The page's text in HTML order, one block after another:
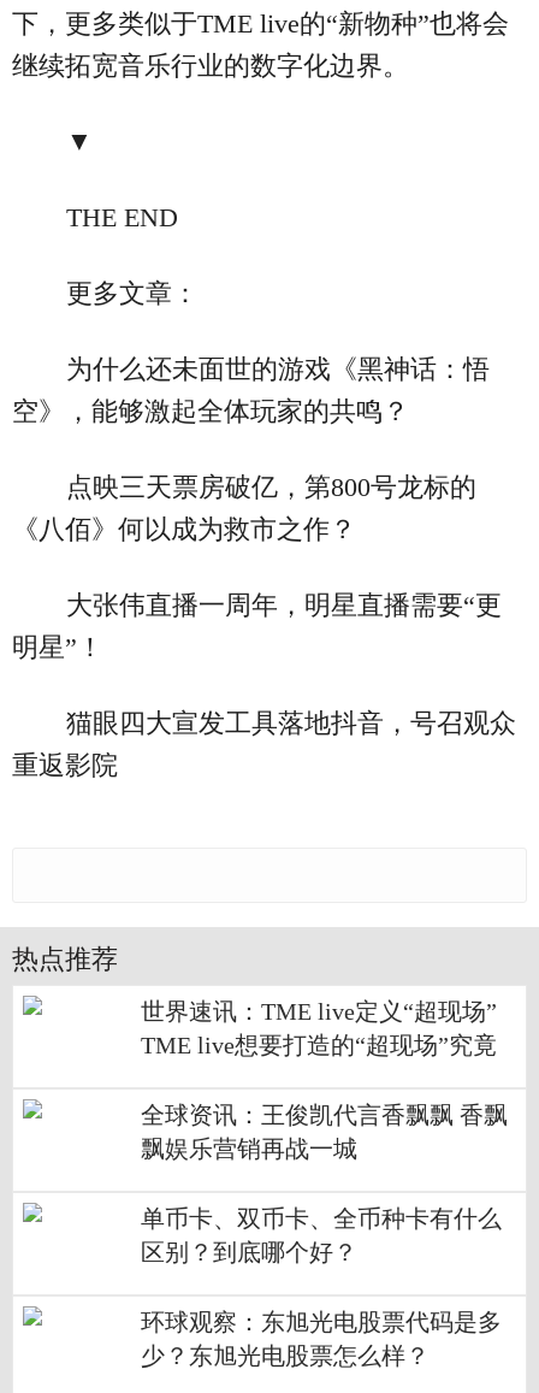
下，更多类似于TME live的“新物种”也将会
继续拓宽音乐行业的数字化边界。
▼
THE END
更多文章：
为什么还未面世的游戏《黑神话：悟
空》，能够激起全体玩家的共鸣？
点映三天票房破亿，第800号龙标的
《八佰》何以成为救市之作？
大张伟直播一周年，明星直播需要“更
明星”！
猫眼四大宣发工具落地抖音，号召观众
重返影院
热点推荐
世界速讯：TME live定义“超现场”
TME live想要打造的“超现场”究竟
全球资讯：王俊凯代言香飘飘 香飘
飘娱乐营销再战一城
单币卡、双币卡、全币种卡有什么
区别？到底哪个好？
环球观察：东旭光电股票代码是多
少？东旭光电股票怎么样？